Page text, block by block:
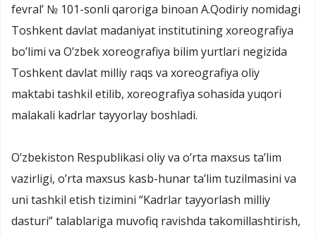
fevral’ № 101-sonli qaroriga binoan A.Qodiriy nomidagi
Toshkent davlat madaniyat institutining xoreografiya
bo’limi va O’zbek xoreografiya bilim yurtlari negizida
Toshkent davlat milliy raqs va xoreografiya oliy
maktabi tashkil etilib, xoreografiya sohasida yuqori
malakali kadrlar tayyorlay boshladi.
O’zbekiston Respublikasi oliy va o’rta maxsus ta’lim
vazirligi, o’rta maxsus kasb-hunar ta’lim tuzilmasini va
uni tashkil etish tizimini “Kadrlar tayyorlash milliy
dasturi” talablariga muvofiq ravishda takomillashtirish,